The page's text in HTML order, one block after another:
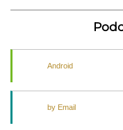
Android
by Email